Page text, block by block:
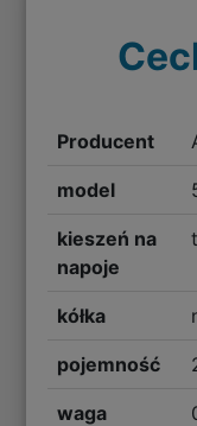
Producent
model
kieszeń na
napoje
kółka
pojemność
waga